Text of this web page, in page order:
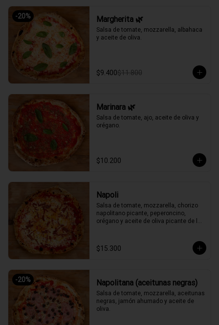
-20% Margherita 🌿
Salsa de tomate, mozzarella, albahaca
y aceite de oliva.
$9.400$11.800
Marinara 🌿
Salsa de tomate, ajo, aceite de oliva y
orégano.
$10.200
Napoli
Salsa de tomate, mozzarella, chorizo
napolitano picante, peperoncino,
orégano y aceite de oliva picante de la
$15.300
-20% Napolitana (aceitunas negras)
Salsa de tomate, mozzarella, aceitunas
negras, jamón ahumado y aceite de
oliva.